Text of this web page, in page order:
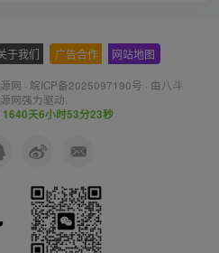
于我们 广告合作 网站地图
网 · 皖ICP备2025097190号 · 由八斗
网强力驱动.
1640天6小时53分23秒